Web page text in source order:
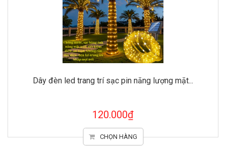
Dây đèn led trang trí sạc pin năng lượng mặt...
120.000₫
CHỌN HÀNG